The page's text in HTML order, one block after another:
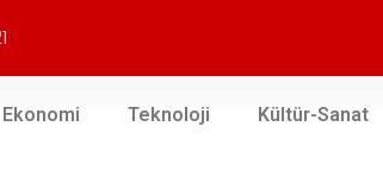
Ekonomi Teknoloji Kültür-Sanat